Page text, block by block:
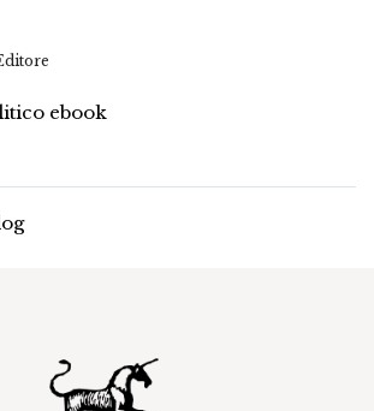
ebook